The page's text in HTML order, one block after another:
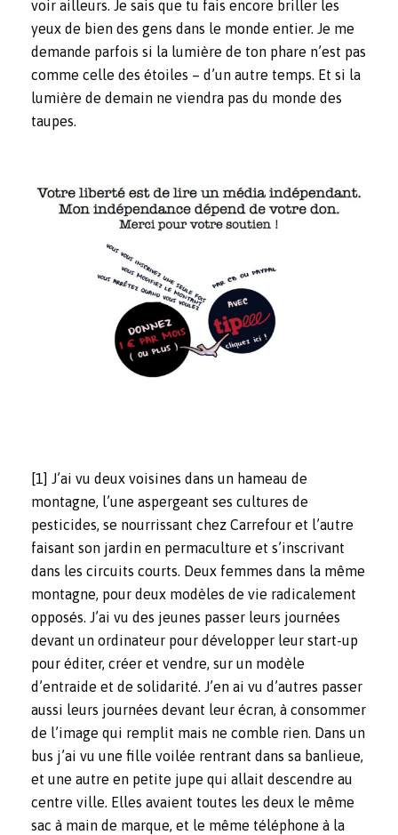
voir ailleurs. Je sais que tu fais encore briller les
yeux de bien des gens dans le monde entier. Je me
demande parfois si la lumière de ton phare n’est pas
comme celle des étoiles – d’un autre temps. Et si la
lumière de demain ne viendra pas du monde des
taupes.
[1] J’ai vu deux voisines dans un hameau de
montagne, l’une aspergeant ses cultures de
pesticides, se nourrissant chez Carrefour et l’autre
faisant son jardin en permaculture et s’inscrivant
dans les circuits courts. Deux femmes dans la même
montagne, pour deux modèles de vie radicalement
opposés. J’ai vu des jeunes passer leurs journées
devant un ordinateur pour développer leur start-up
pour éditer, créer et vendre, sur un modèle
d’entraide et de solidarité. J’en ai vu d’autres passer
aussi leurs journées devant leur écran, à consommer
de l’image qui remplit mais ne comble rien. Dans un
bus j’ai vu une fille voilée rentrant dans sa banlieue,
et une autre en petite jupe qui allait descendre au
centre ville. Elles avaient toutes les deux le même
sac à main de marque, et le même téléphone à la